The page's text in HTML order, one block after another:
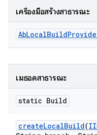
เครื่องมือสร้างสาธารณะ
AbLocalBuild
เมธอดสาธารณะ
static Build
createLocalBuild(